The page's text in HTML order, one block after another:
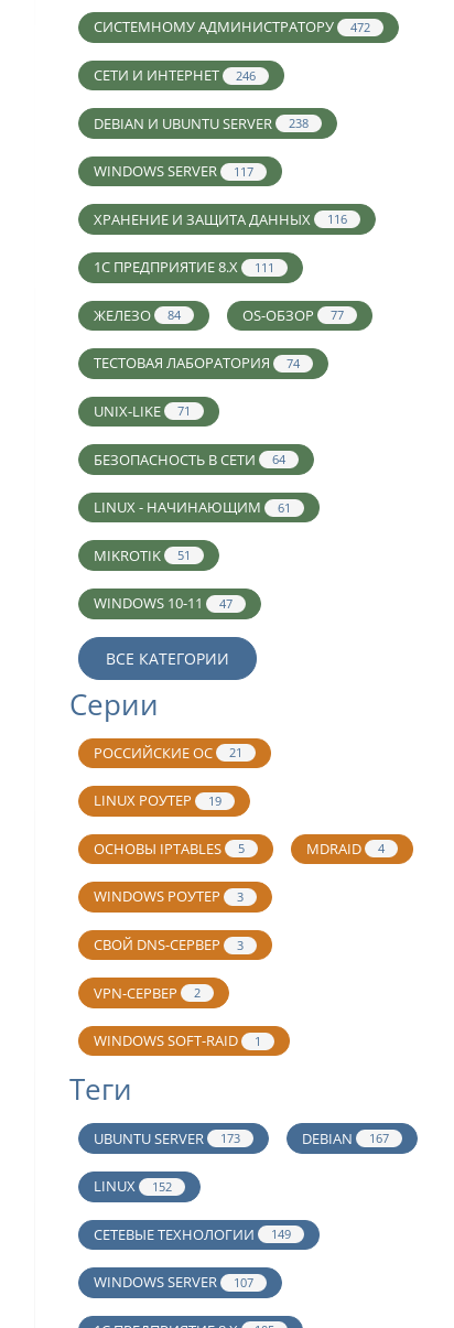
СИСТЕМНОМУ АДМИНИСТРАТОРУ 472
СЕТИ И ИНТЕРНЕТ 246
DEBIAN И UBUNTU SERVER 238
WINDOWS SERVER 117
ХРАНЕНИЕ И ЗАЩИТА ДАННЫХ 116
1С ПРЕДПРИЯТИЕ 8.X 111
ЖЕЛЕЗО 84 OS-ОБЗОР 77
ТЕСТОВАЯ ЛАБОРАТОРИЯ 74
UNIX-LIKE 71
БЕЗОПАСНОСТЬ В СЕТИ 64
LINUX - НАЧИНАЮЩИМ 61
MIKROTIK 51
WINDOWS 10-11 47
ВСЕ КАТЕГОРИИ
Серии
РОССИЙСКИЕ ОС 21
LINUX РОУТЕР 19
ОСНОВЫ IPTABLES 5 MDRAID 4
WINDOWS РОУТЕР 3
СВОЙ DNS-СЕРВЕР 3
VPN-СЕРВЕР 2
WINDOWS SOFT-RAID 1
Теги
UBUNTU SERVER 173 DEBIAN 167
LINUX 152
СЕТЕВЫЕ ТЕХНОЛОГИИ 149
WINDOWS SERVER 107